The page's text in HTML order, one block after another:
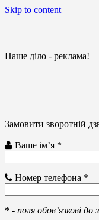
Skip to content
Наше діло - реклама!
Замовити зворотній
Ваше ім’я *
Номер телефона *
* - поля обов’язкові до